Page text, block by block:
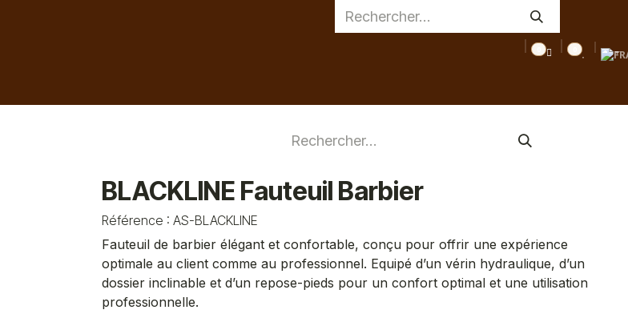
BLACKLINE Fauteuil Barbier
Référence : AS-BLACKLINE
Fauteuil de barbier élégant et confortable, conçu pour offrir une expérience
optimale au client comme au professionnel. Equipé d’un vérin hydraulique, d’un
dossier inclinable et d’un repose-pieds pour un confort optimal et une utilisation
professionnelle.